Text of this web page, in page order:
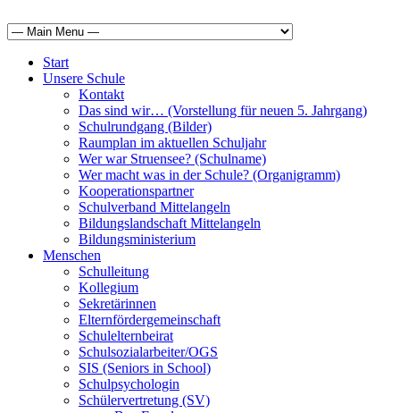
Start
Unsere Schule
Kontakt
Das sind wir… (Vorstellung für neuen 5. Jahrgang)
Schulrundgang (Bilder)
Raumplan im aktuellen Schuljahr
Wer war Struensee? (Schulname)
Wer macht was in der Schule? (Organigramm)
Kooperationspartner
Schulverband Mittelangeln
Bildungslandschaft Mittelangeln
Bildungsministerium
Menschen
Schulleitung
Kollegium
Sekretärinnen
Elternfördergemeinschaft
Schulelternbeirat
Schulsozialarbeiter/OGS
SIS (Seniors in School)
Schulpsychologin
Schülervertretung (SV)